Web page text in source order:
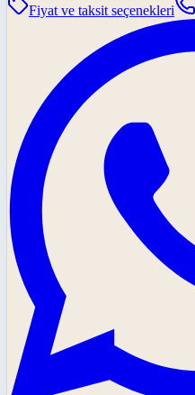
Fiyat ve taksit seçenekleri